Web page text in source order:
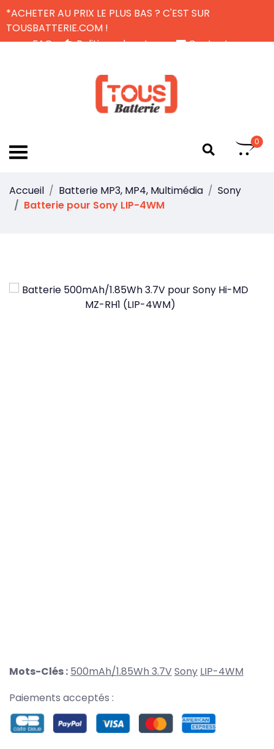
*ACHETER AU PRIX LE PLUS BAS ? C'EST SUR
TOUSBATTERIE.COM !
FAQ
Politique de retour
Contactez-nous
0
Accueil Batterie MP3, MP4, Multimédia
Sony
Batterie pour Sony LIP-4WM
Mots-Clés : 500mAh/1.85Wh 3.7VSony LIP-4WM
Paiements acceptés :